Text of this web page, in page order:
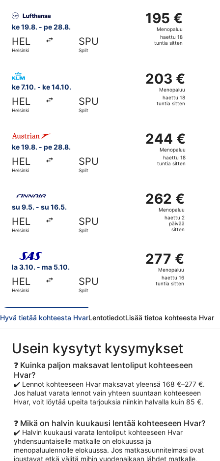
ke 19.8. - pe 28.8.
HEL
Helsinki
SPU
Split
195 €
Menopaluu,
haettu
195 €
Menopaluu
haettu 18
tuntia sitten
ke 7.10. - ke 14.10.
HEL
Helsinki
SPU
Split
203 €
Menopaluu,
haettu
203 €
Menopaluu
haettu 18
tuntia sitten
ke 19.8. - pe 28.8.
HEL
Helsinki
SPU
Split
244 €
Menopaluu,
haettu
244 €
Menopaluu
haettu 18
tuntia sitten
su 9.5. - su 16.5.
HEL
Helsinki
SPU
Split
262 €
Menopaluu,
haettu
262 €
Menopaluu
haettu 2
päivää
sitten
la 3.10. - ma 5.10.
HEL
Helsinki
SPU
Split
277 €
Menopaluu,
haettu
277 €
Menopaluu
haettu 16
tuntia sitten
Valitse lentoyhtiön Scandinavian Airlines lento, lähtö la
Hyvä tietää kohteesta HvarLentotiedotLisää tietoa kohteesta Hvar
Usein kysytyt kysymykset
❓ Kuinka paljon maksavat lentoliput kohteeseen
Hvar?
✔️ Lennot kohteeseen Hvar maksavat yleensä 168 €–277 €.
Jos haluat varata lennot vain yhteen suuntaan kohteeseen
Hvar, voit löytää upeita tarjouksia niinkin halvalla kuin 85 €.
❓ Mikä on halvin kuukausi lentää kohteeseen Hvar?
✔️ Halvin kuukausi varata lentoliput kohteeseen Hvar
yhdensuuntaiselle matkalle on elokuussa ja
menopaluulennolle elokuussa. Jos matkasuunnitelmasi ovat
joustavat etkä välitä mihin vuodenaikaan lähdet matkalle,